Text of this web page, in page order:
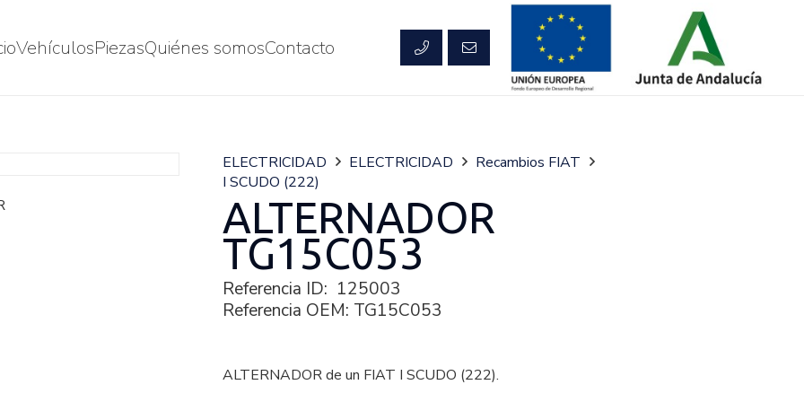
VehículosPiezasQuiénes somosContacto
ELECTRICIDAD ELECTRICIDAD
Recambios FIAT
I SCUDO (222)
ALTERNADOR
TG15C053
Referencia ID: 125003
Referencia OEM: TG15C053
ALTERNADOR de un FIAT I SCUDO (222).